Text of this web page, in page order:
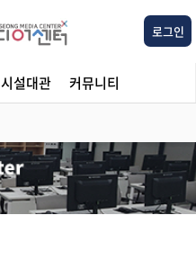
로그인
시설대관 커뮤니티